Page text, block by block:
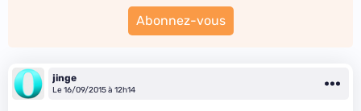
Abonnez-vous
jinge
Le 16/09/2015 à 12h14